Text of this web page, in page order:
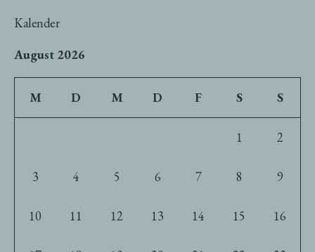
Kalender
August 2026
M D M D F S S
1 2
3 4 5 6 7 8 9
10 11 12 13 14 15 16